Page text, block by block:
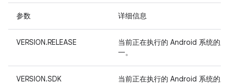
参数 详细信息
VERSION.RELEASE
当前正在执行的 Android 系统的
一。
VERSION.SDK
当前正在执行的 Android 系统的